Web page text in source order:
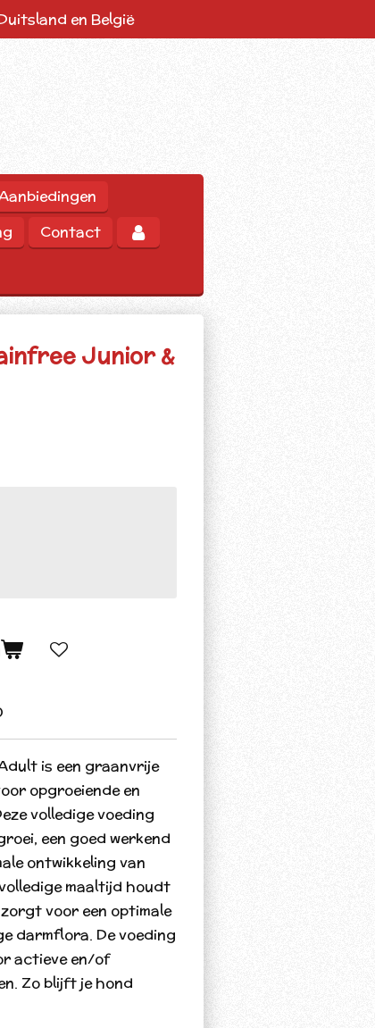
en België
Contact
Junior &
is een graanvrije
opgroeiende en
volledige voeding
een goed werkend
ontwikkeling van
maaltijd houdt
voor een optimale
darmflora. De voeding
actieve en/of
Zo blijft je hond